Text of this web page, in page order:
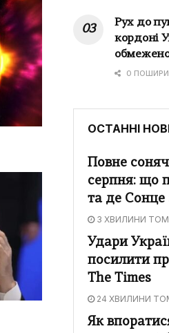
Рух до
кордоні
обмежено
0
ОСТАННІ
Повне
серпня: що
та де Сонце
3 ХВИЛИНИ
Удари
посилити
The Times
24 ХВИЛИНИ
Як